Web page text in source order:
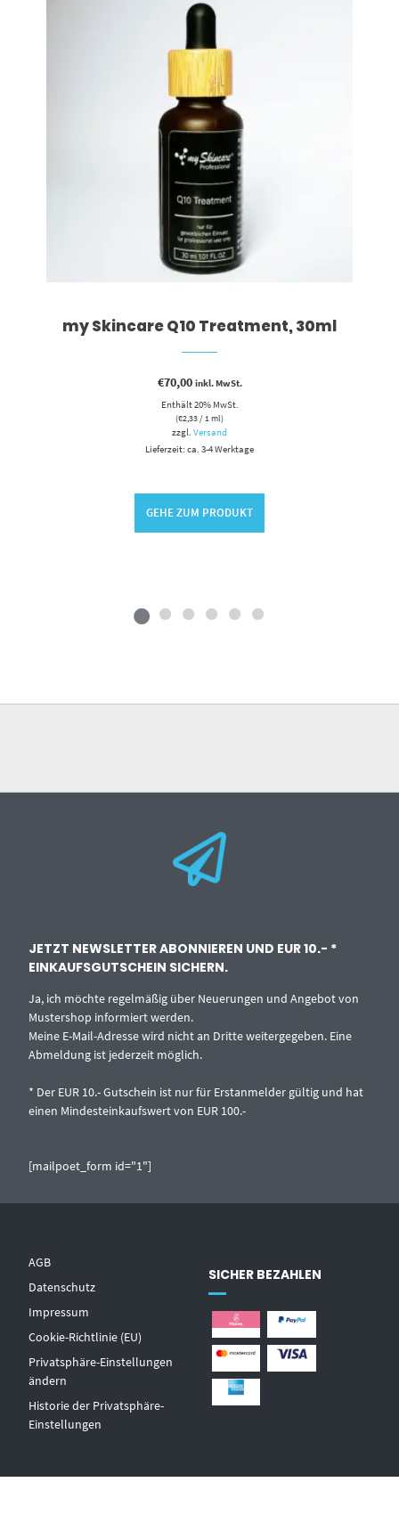
my Skincare Q10 Treatment, 30ml
€70,00 inkl. MwSt.
Enthält 20% MwSt.
(€2,33 / 1 ml)
zzgl.Versand
Lieferzeit: ca. 3-4 Werktage
GEHE ZUM PRODUKT
JETZT NEWSLETTER ABONNIEREN UND EUR 10.- *
EINKAUFSGUTSCHEIN SICHERN.
Ja, ich möchte regelmäßig über Neuerungen und Angebot von
Mustershop informiert werden.
Meine E-Mail-Adresse wird nicht an Dritte weitergegeben. Eine
Abmeldung ist jederzeit möglich.
* Der EUR 10.- Gutschein ist nur für Erstanmelder gültig und hat
einen Mindesteinkaufswert von EUR 100.-
[mailpoet_form id="1"]
AGB
Datenschutz
Impressum
Cookie-Richtlinie (EU)
Privatsphäre-Einstellungen
ändern
Historie der Privatsphäre-
Einstellungen
SICHER BEZAHLEN